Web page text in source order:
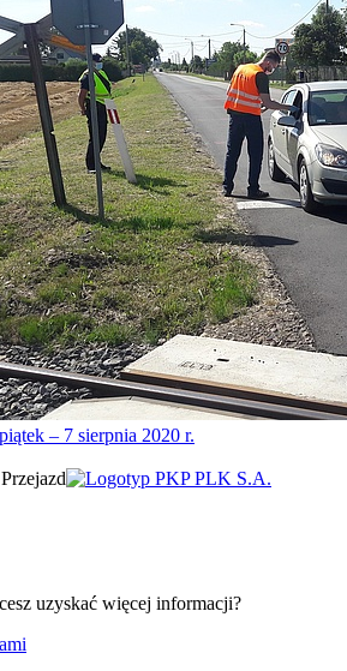
– 7 sierpnia 2020 r.
uzyskać więcej informacji?